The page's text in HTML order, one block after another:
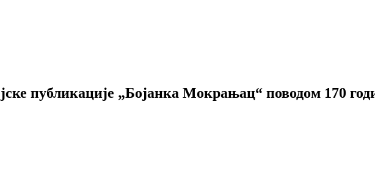
публикације „Бојанка Мокрањац“ поводом 170